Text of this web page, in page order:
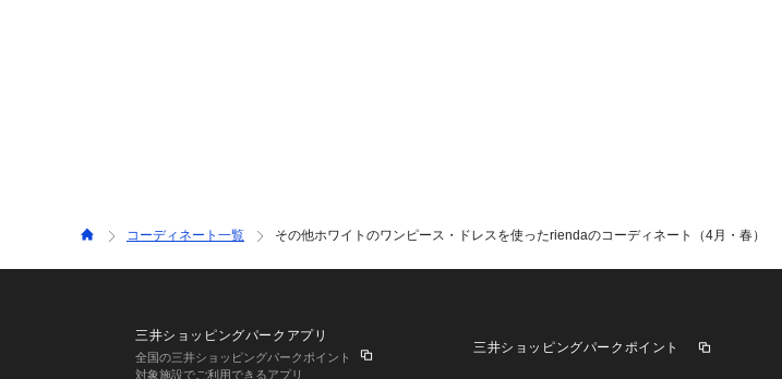
コーディネート一覧 その他ホワイトのワンピース・ドレスを使ったriendaのコーディネート（4月・春）
三井ショッピングパークアプリ
全国の三井ショッピングパークポイント
対象施設でご利用できるアプリ
三井ショッピングパークポイント